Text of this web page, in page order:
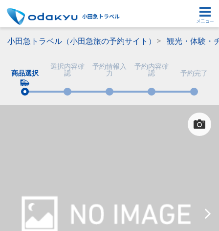
小田急トラベル
メニュー
小田急トラベル（小田急旅の予約サイト） 観光・体験・
商品選択
選択内容確
認
予約情報入
力
予約内容確
認
予約完了